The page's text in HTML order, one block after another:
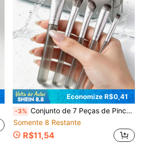
Economize R$0,41
-3% Conjunto de 7 Peças de Pincéis de Maquiagem com Ferramentas de Maquiagem de Fibra Macia, Portátil, Inclui 2 Peças de Esponjas de Pó Triangulares Pretas e 5 Peças de Conjunto de Pincéis de Maquiagem Profissional com Cerdas Sintéticas Macias, Adequado para Corretivo, Base, Delineador, Sobrancelhas e Mistura Facial para Necessidades de Maquiagem Diária, Combinação Perfeita de Ferramentas de Maquiagem para Iniciantes e Uso Diário. Pincel de Corretivo, Pincel de Sombra, Pincel de Mistura, Pincel de Sobrancelha, Conjunto de Pincéis de Maquiagem para Viagem
Somente 8 Restante
R$11,54